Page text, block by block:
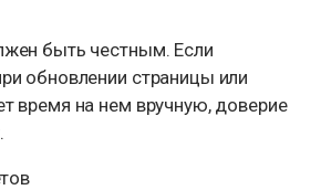
быть честным. Если
обновлении страницы или
время на нем вручную, доверие